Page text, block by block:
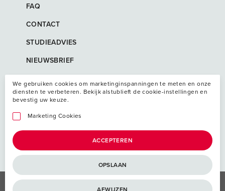
FAQ
CONTACT
STUDIEADVIES
NIEUWSBRIEF
Algemene voorwaarden
We gebruiken cookies om marketinginspanningen te meten en onze
diensten te verbeteren. Bekijk alstublieft de cookie-instellingen en
bevestig uw keuze.
Marketing Cookies
ACCEPTEREN
OPSLAAN